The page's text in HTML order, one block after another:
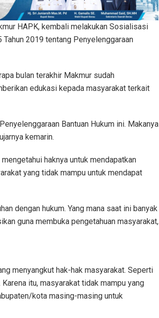
HAPK, kembali melakukan Sosialisasi
2019 tentang Penyelenggaraan
bulan terakhir Makmur sudah
edukasi kepada masyarakat terkait
Bantuan Hukum ini. Makanya
kemarin.
haknya untuk mendapatkan
yang tidak mampu untuk mendapat
dengan hukum. Yang mana saat ini banyak
guna membuka pengetahuan masyarakat,
menyangkut hak-hak masyarakat. Seperti
itu, masyarakat tidak mampu yang
kota masing-masing untuk